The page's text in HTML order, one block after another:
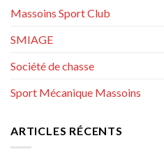
Massoins Sport Club
SMIAGE
Société de chasse
Sport Mécanique Massoins
ARTICLES RÉCENTS